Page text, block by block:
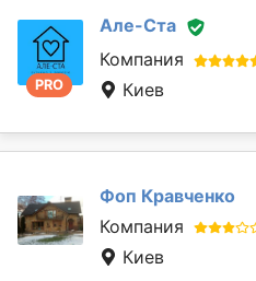
PRO
Але-Ста
Компания
Киев
Фоп Кравченко
Компания
Киев